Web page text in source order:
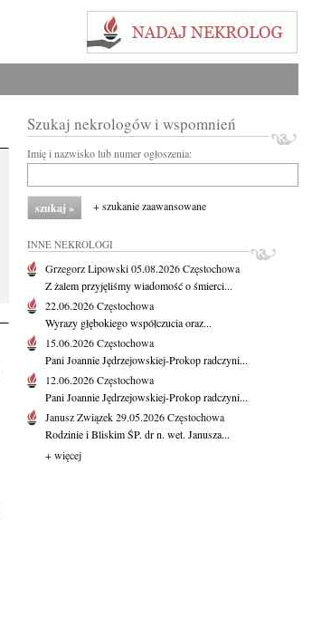
Szukaj nekrologów i wspomnień
Imię i nazwisko lub numer ogłoszenia:
+ szukanie zaawansowane
INNE NEKROLOGI
Grzegorz Lipowski05.08.2026Częstochowa
Z żalem przyjęliśmy wiadomość o śmierci...
22.06.2026Częstochowa
Wyrazy głębokiego współczucia oraz...
15.06.2026Częstochowa
Pani Joannie Jędrzejowskiej-Prokop radczyni...
12.06.2026Częstochowa
Pani Joannie Jędrzejowskiej-Prokop radczyni...
Janusz Związek29.05.2026Częstochowa
Rodzinie i Bliskim ŚP. dr n. wet. Janusza...
+ więcej